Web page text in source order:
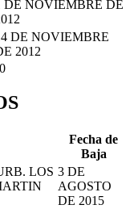
DE NOVIEMBRE DE
DE NOVIEMBRE
2012
Fecha de
Baja
LOS 3 DE
AGOSTO
DE 2015